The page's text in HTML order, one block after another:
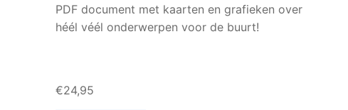
PDF document met kaarten en grafieken over
héél véél onderwerpen voor de buurt!
€24,95